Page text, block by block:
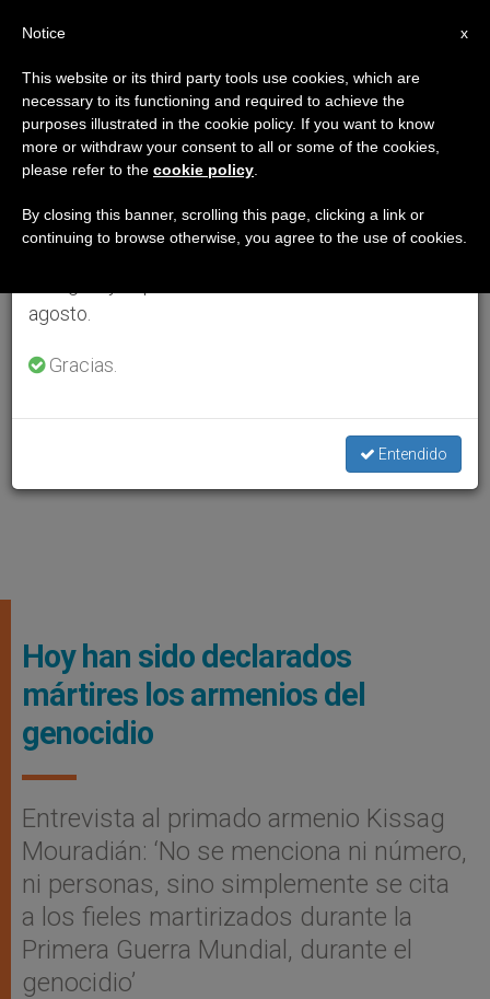
Hoy han sido declarados
mártires los armenios del
genocidio
Entrevista al primado armenio Kissag
Mouradián: ‘No se menciona ni número,
ni personas, sino simplemente se cita
a los fieles martirizados durante la
Primera Guerra Mundial, durante el
genocidio’
×
Aviso importante
Del 27 de julio al 7 de agosto haremos la pausa
anual, aprovechando que en el periodo de verano
se generan menos informaciones y también el
agosto.
Gracias.
Entendido
x
Notice
This website or its third party tools use cookies, which are
necessary to its functioning and required to achieve the
purposes illustrated in the cookie policy. If you want to know
more or withdraw your consent to all or some of the cookies,
please refer to the cookie policy
By closing this banner, scrolling this page, clicking a link or
continuing to browse otherwise, you agree to the use of cookies.